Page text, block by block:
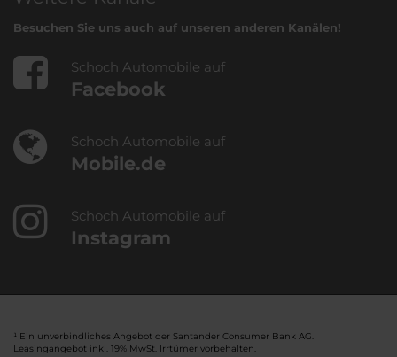
Besuchen Sie uns auch auf unseren anderen Kanälen!
Schoch Automobile auf
Facebook
Schoch Automobile auf
Mobile.de
Schoch Automobile auf
Instagram
¹ Ein unverbindliches Angebot der Santander Consumer Bank AG.
Leasingangebot inkl. 19% MwSt. Irrtümer vorbehalten.